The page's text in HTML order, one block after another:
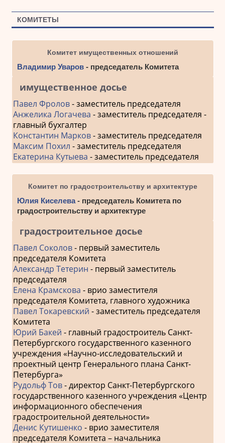
КОМИТЕТЫ
Комитет имущественных отношений
Владимир Уваров- председатель Комитета
имущественное досье
Павел Фролов- заместитель председателя
Анжелика Логачева - заместитель председателя -
главный бухгалтер
Константин Марков- заместитель председателя
Максим Похил - заместитель председателя
Екатерина Кутыева - заместитель председателя
Комитет по градостроительству и архитектуре
Юлия Киселева- председатель Комитета по
градостроительству и архитектуре
градостроительное досье
Павел Соколов- первый заместитель
председателя Комитета
Александр Тетерин - первый заместитель
председателя
Елена Крамскова - врио заместителя
председателя Комитета, главного художника
Павел Токаревский - заместитель председателя
Комитета
Юрий Бакей - главный градостроитель Санкт-
Петербургского государственного казенного
учреждения «Научно-исследовательский и
проектный центр Генерального плана Санкт-
Петербурга»
Рудольф Тов- директор Санкт-Петербургского
государственного казенного учреждения «Центр
информационного обеспечения
градостроительной деятельности»
Денис Кутишенко - врио заместителя
председателя Комитета – начальника